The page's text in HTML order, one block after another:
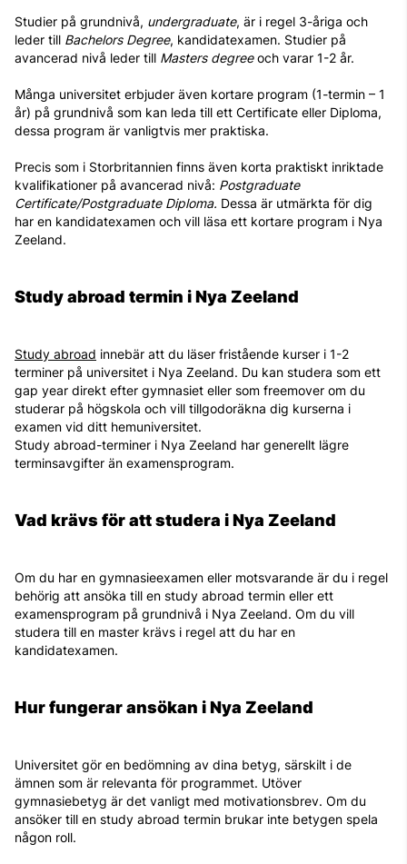
Studier på grundnivå, undergraduate, är i regel 3-åriga och
leder till Bachelors Degree, kandidatexamen. Studier på
avancerad nivå leder till Masters degreeoch varar 1-2 år.
Många universitet erbjuder även kortare program (1-termin – 1
år) på grundnivå som kan leda till ett Certificate eller Diploma,
dessa program är vanligtvis mer praktiska.
Precis som i Storbritannien finns även korta praktiskt inriktade
kvalifikationer på avancerad nivå: Postgraduate
Certificate/Postgraduate Diploma. Dessa är utmärkta för dig
har en kandidatexamen och vill läsa ett kortare program i Nya
Zeeland.
Study abroad termin i Nya Zeeland
Study abroad innebär att du läser fristående kurser i 1-2
terminer på universitet i Nya Zeeland. Du kan studera som ett
gap year direkt efter gymnasiet eller som freemover om du
studerar på högskola och vill tillgodoräkna dig kurserna i
examen vid ditt hemuniversitet.
Study abroad-terminer i Nya Zeeland har generellt lägre
terminsavgifter än examensprogram.
Vad krävs för att studera i Nya Zeeland
Om du har en gymnasieexamen eller motsvarande är du i regel
behörig att ansöka till en study abroad termin eller ett
examensprogram på grundnivå i Nya Zeeland. Om du vill
studera till en master krävs i regel att du har en
kandidatexamen.
Hur fungerar ansökan i Nya Zeeland
Universitet gör en bedömning av dina betyg, särskilt i de
ämnen som är relevanta för programmet. Utöver
gymnasiebetyg är det vanligt med motivationsbrev. Om du
ansöker till en study abroad termin brukar inte betygen spela
någon roll.